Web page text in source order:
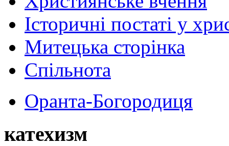
Історичні постаті у
Митецька сторінка
Спільнота
Оранта-Богородиця
катехизм